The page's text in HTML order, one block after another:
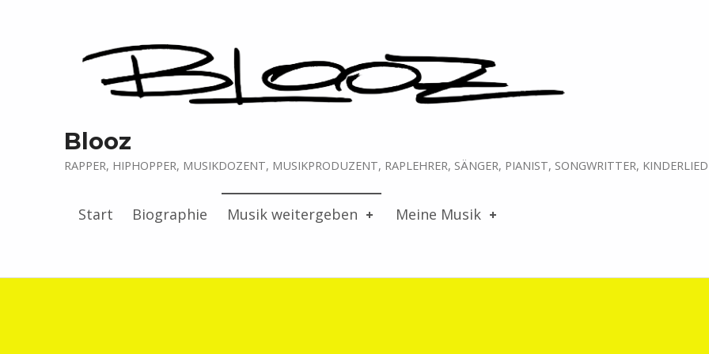
Blooz
RAPPER, HIPHOPPER, MUSIKDOZENT, MUSIKPRODUZENT, RAPLEHRER, SÄNGER, PIANIST, SONGWRITTER,
Start Biographie Musik weitergeben Meine Musik